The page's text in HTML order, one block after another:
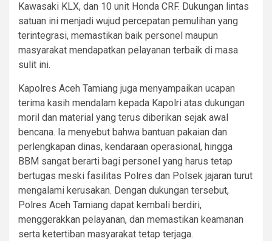
Kawasaki KLX, dan 10 unit Honda CRF. Dukungan lintas
satuan ini menjadi wujud percepatan pemulihan yang
terintegrasi, memastikan baik personel maupun
masyarakat mendapatkan pelayanan terbaik di masa
sulit ini.
Kapolres Aceh Tamiang juga menyampaikan ucapan
terima kasih mendalam kepada Kapolri atas dukungan
moril dan material yang terus diberikan sejak awal
bencana. Ia menyebut bahwa bantuan pakaian dan
perlengkapan dinas, kendaraan operasional, hingga
BBM sangat berarti bagi personel yang harus tetap
bertugas meski fasilitas Polres dan Polsek jajaran turut
mengalami kerusakan. Dengan dukungan tersebut,
Polres Aceh Tamiang dapat kembali berdiri,
menggerakkan pelayanan, dan memastikan keamanan
serta ketertiban masyarakat tetap terjaga.